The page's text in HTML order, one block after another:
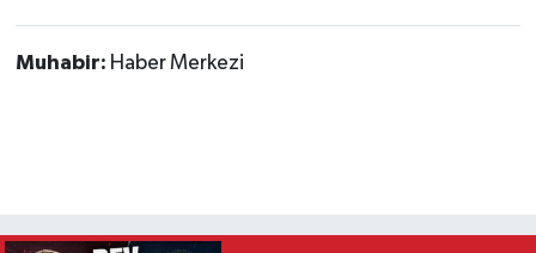
Muhabir: Haber Merkezi